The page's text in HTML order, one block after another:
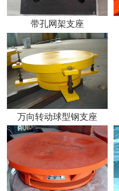
带孔网架支座
万向转动球型钢支座